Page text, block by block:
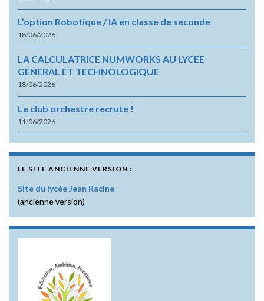
L’option Robotique / IA en classe de seconde
18/06/2026
LA CALCULATRICE NUMWORKS AU LYCEE
GENERAL ET TECHNOLOGIQUE
18/06/2026
Le club orchestre recrute !
11/06/2026
LE SITE ANCIENNE VERSION :
Site du lycée Jean Racine
(ancienne version)